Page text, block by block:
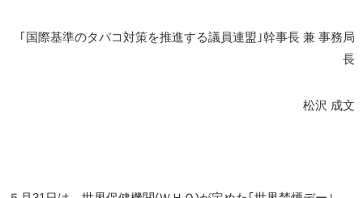
｢国際基準のタバコ対策を推進する議員連盟｣幹事長 兼 事務局
長
松沢 成文